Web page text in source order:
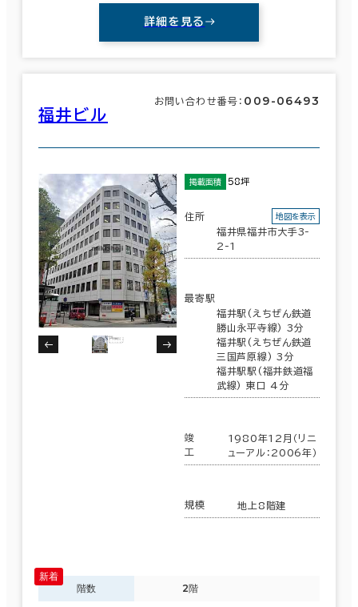
詳細を見る
福井ビル
お問い合わせ番号： 009-06493
掲載面積 58坪
住所
福井県福井市大手3-
2-1
地図を表示
最寄駅
福井駅(えちぜん鉄道
勝山永平寺線) 3分
福井駅(えちぜん鉄道
三国芦原線) 3分
福井駅駅(福井鉄道福
武線) 東口 4分
竣
工
1980年12月（リニ
ューアル：2006年）
規模 地上8階建
階数 2階
条件で絞り込む
面積選択